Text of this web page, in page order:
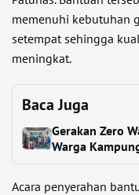
memenuhi kebutuhan
setempat sehingga
meningkat.
Baca Juga
Gerakan Zero
Warga
Acara penyerahan